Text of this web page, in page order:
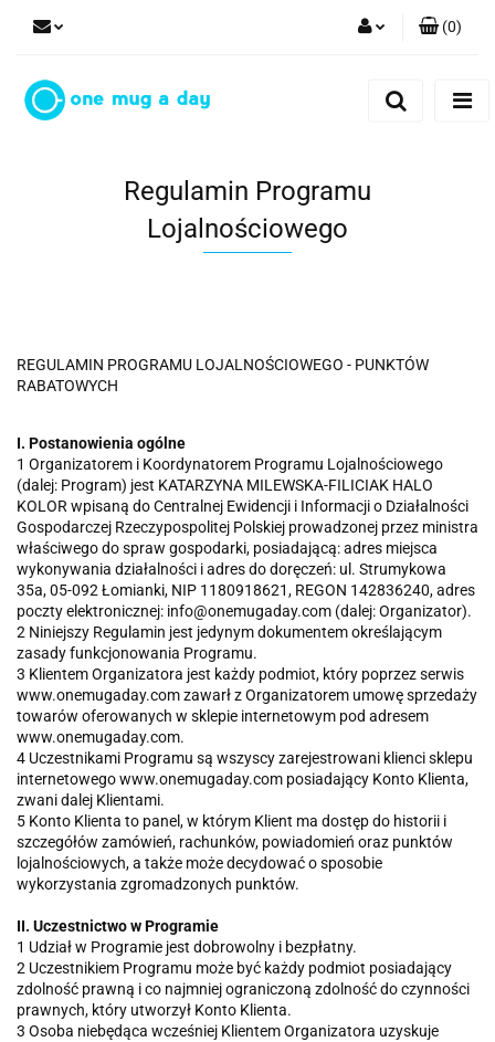
(0)
Regulamin Programu
Lojalnościowego
REGULAMIN PROGRAMU LOJALNOŚCIOWEGO - PUNKTÓW
RABATOWYCH
I. Postanowienia ogólne
1 Organizatorem i Koordynatorem Programu Lojalnościowego
(dalej: Program) jest KATARZYNA MILEWSKA-FILICIAK HALO
KOLOR wpisaną do Centralnej Ewidencji i Informacji o Działalności
Gospodarczej Rzeczypospolitej Polskiej prowadzonej przez ministra
właściwego do spraw gospodarki, posiadającą: adres miejsca
wykonywania działalności i adres do doręczeń: ul. Strumykowa
35a, 05-092 Łomianki, NIP 1180918621, REGON 142836240, adres
poczty elektronicznej: info@onemugaday.com (dalej: Organizator).
2 Niniejszy Regulamin jest jedynym dokumentem określającym
zasady funkcjonowania Programu.
3 Klientem Organizatora jest każdy podmiot, który poprzez serwis
www.onemugaday.com zawarł z Organizatorem umowę sprzedaży
towarów oferowanych w sklepie internetowym pod adresem
www.onemugaday.com.
4 Uczestnikami Programu są wszyscy zarejestrowani klienci sklepu
internetowego www.onemugaday.com posiadający Konto Klienta,
zwani dalej Klientami.
5 Konto Klienta to panel, w którym Klient ma dostęp do historii i
szczegółów zamówień, rachunków, powiadomień oraz punktów
lojalnościowych, a także może decydować o sposobie
wykorzystania zgromadzonych punktów.
II. Uczestnictwo w Programie
1 Udział w Programie jest dobrowolny i bezpłatny.
2 Uczestnikiem Programu może być każdy podmiot posiadający
zdolność prawną i co najmniej ograniczoną zdolność do czynności
prawnych, który utworzył Konto Klienta.
3 Osoba niebędąca wcześniej Klientem Organizatora uzyskuje